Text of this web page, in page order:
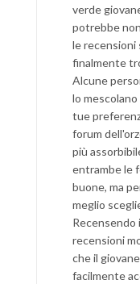
verde
potrebbe
le recensioni
finalmente
Alcune
lo
tue
forum
più
entrambe le
buone, ma
meglio
Recensendo
recensioni
che il
facilmente